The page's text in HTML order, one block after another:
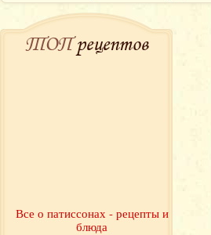
ТОПрецептов
Все о патиссонах - рецепты и
блюда